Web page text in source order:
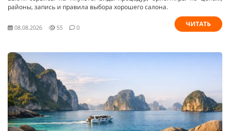
районы, запись и правила выбора хорошего салона.
08.08.2026 55 0 ЧИТАТЬ